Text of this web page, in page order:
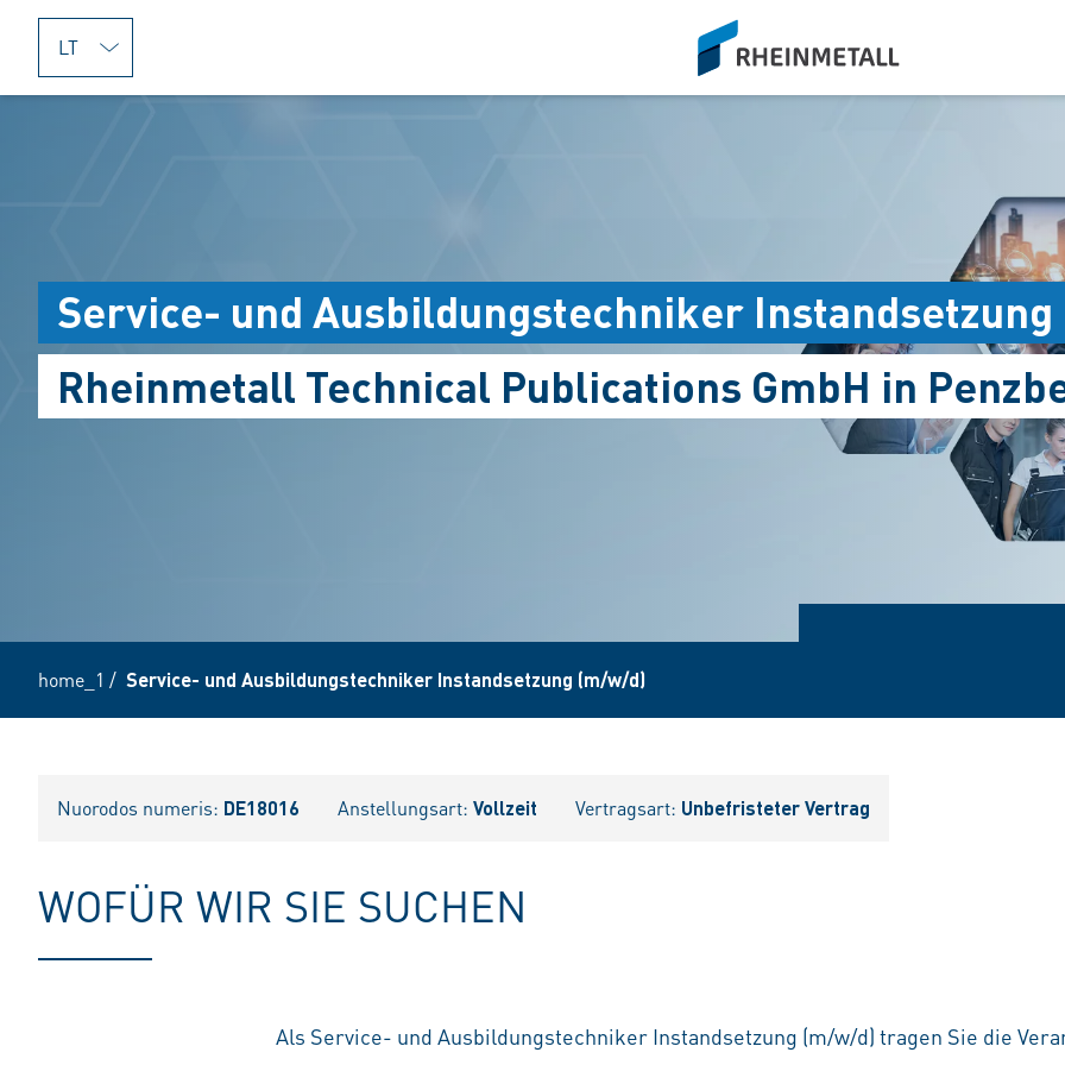
jumpToMain
siteLogo
Service- und Ausbildungstechniker
Rheinmetall Technical Publications GmbH in
home_1 / Service- und Ausbildungstechniker Instandsetzung (m/w/d)
Nuorodos numeris: DE18016 Anstellungsart: Vollzeit Vertragsart: Unbefristeter Vertrag
WOFÜR WIR SIE SUCHEN
Als Service- und Ausbildungstechniker Instandsetzung (m/w/d) tragen Sie die